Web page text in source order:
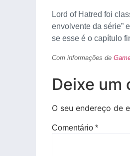
Lord of Hatred foi
envolvente da série”
se esse é o capítulo
Com informações de
Deixe um
O seu endereço de
Comentário *